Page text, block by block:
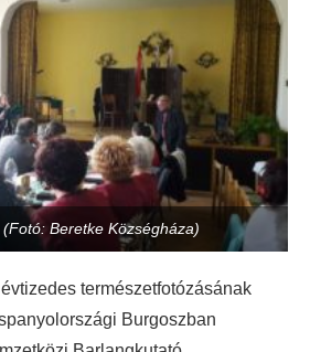
Beretke Községháza)
természetfotózásának
Burgoszban